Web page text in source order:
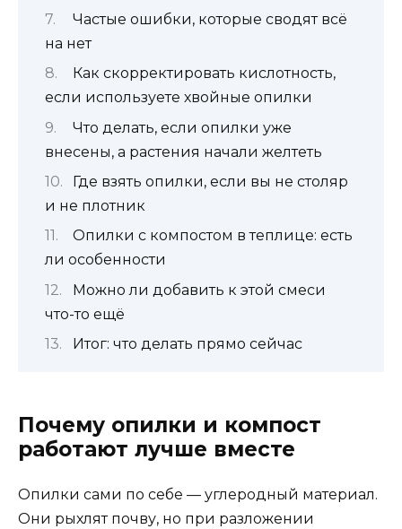
Частые ошибки, которые сводят всё
на нет
Как скорректировать кислотность,
если используете хвойные опилки
Что делать, если опилки уже
внесены, а растения начали желтеть
Где взять опилки, если вы не столяр
и не плотник
Опилки с компостом в теплице: есть
ли особенности
Можно ли добавить к этой смеси
что-то ещё
Итог: что делать прямо сейчас
Почему опилки и компост
работают лучше вместе
Опилки сами по себе — углеродный материал.
Они рыхлят почву, но при разложении